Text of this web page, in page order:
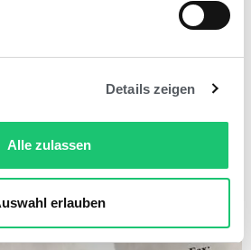
Details zeigen
Alle zulassen
erlauben
Ton zu treffen ist gar nicht
dass ...